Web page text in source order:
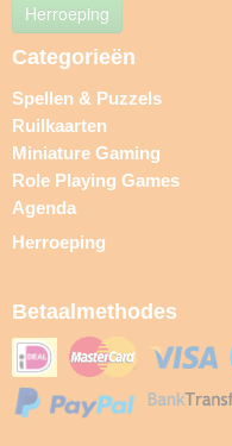
Herroeping
Categorieën
Spellen & Puzzels
Ruilkaarten
Miniature Gaming
Role Playing Games
Agenda
Herroeping
Betaalmethodes